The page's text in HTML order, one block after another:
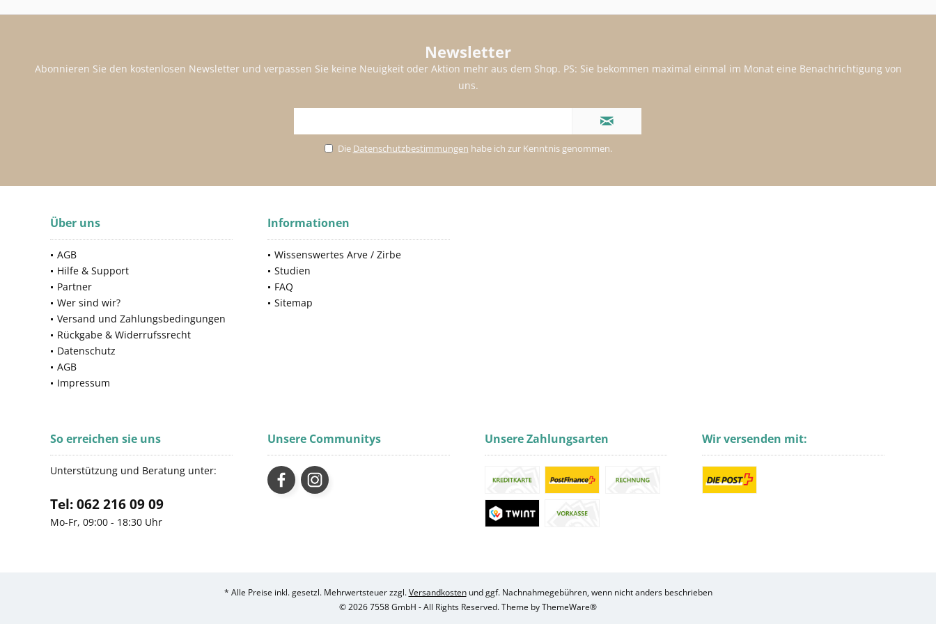
Lemongrass
Molke
Murmelöl
Nachtkerzenöl
Olive
Orange
Palmkernöl
Pfefferminze
Propolis
Rose
Rosenholz
Rosmarin
Sesamöl
Sheabutter
Sonnenblumenkernöl
945 ml
Newsletter
Abonnieren Sie den kostenlosen Newsletter und verpassen Sie keine Neuigkeit oder Aktion mehr aus dem Shop. PS: Sie bekommen maximal einmal im Monat eine Benachrichtigung von
uns.
Die Datenschutzbestimmungen habe ich zur Kenntnis genommen.
Über uns
AGB
Hilfe & Support
Partner
Wer sind wir?
Versand und Zahlungsbedingungen
Rückgabe & Widerrufssrecht
Datenschutz
AGB
Impressum
Informationen
Wissenswertes Arve / Zirbe
Studien
FAQ
Sitemap
So erreichen sie uns
Unterstützung und Beratung unter:
Tel: 062 216 09 09
Mo-Fr, 09:00 - 18:30 Uhr
Unsere Communitys Unsere Zahlungsarten Wir versenden mit:
* Alle Preise inkl. gesetzl. Mehrwertsteuer zzgl.Versandkostenund ggf. Nachnahmegebühren, wenn nicht anders beschrieben
© 2026 7558 GmbH - All Rights Reserved. Theme byThemeWare®